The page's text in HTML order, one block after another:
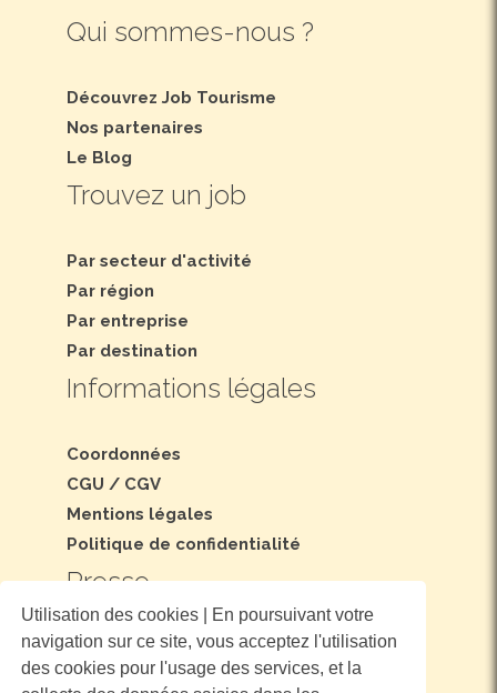
Utilisation des cookies | En poursuivant votre
navigation sur ce site, vous acceptez l'utilisation
des cookies pour l'usage des services, et la
Qui sommes-nous ?
Découvrez Job Tourisme
Nos partenaires
Le Blog
Trouvez un job
Par secteur d'activité
Par région
Par entreprise
Par destination
Informations légales
Coordonnées
CGU / CGV
Mentions légales
Politique de confidentialité
Presse
Dossier et communiqué de presse